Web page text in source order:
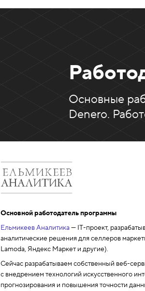
Основные
Denero.
Основной работодатель программы
Ельмикеев Аналитика— IT-проект,
аналитические решения для селлеров
Lamoda, Яндекс Маркет и другие).
Сейчас разрабатываем собственный веб-
с внедрением технологий искусственного
прогнозирования и повышения точности